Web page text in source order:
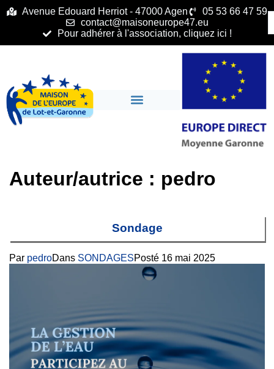
principalAvenue Edouard Herriot - 47000 Agen
05 53 66 47 59
contact@maisoneurope47.eu
Pour adhérer à l'association, cliquez ici !
Auteur/autrice : pedro
Sondage
Par pedroDans SONDAGESPosté 16 mai 2025